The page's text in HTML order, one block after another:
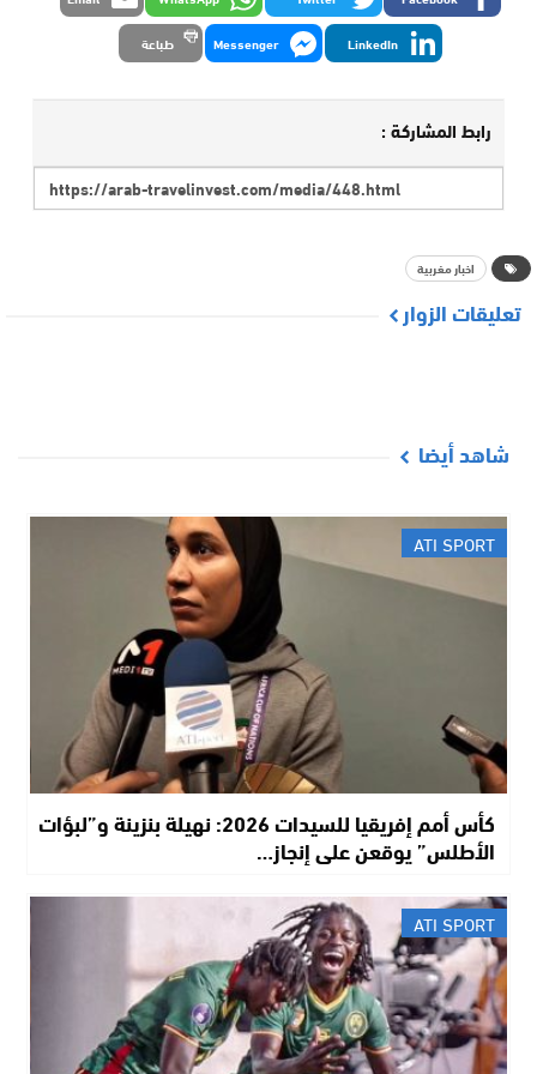
LinkedIn
Messenger طباعة
رابط المشاركة :
اخبار مغربية
تعليقات الزوار
شاهد أيضا
ATI SPORT
كأس أمم إفريقيا للسيدات 2026: نهيلة بنزينة و”لبؤات
الأطلس” يوقعن على إنجاز…
ATI SPORT